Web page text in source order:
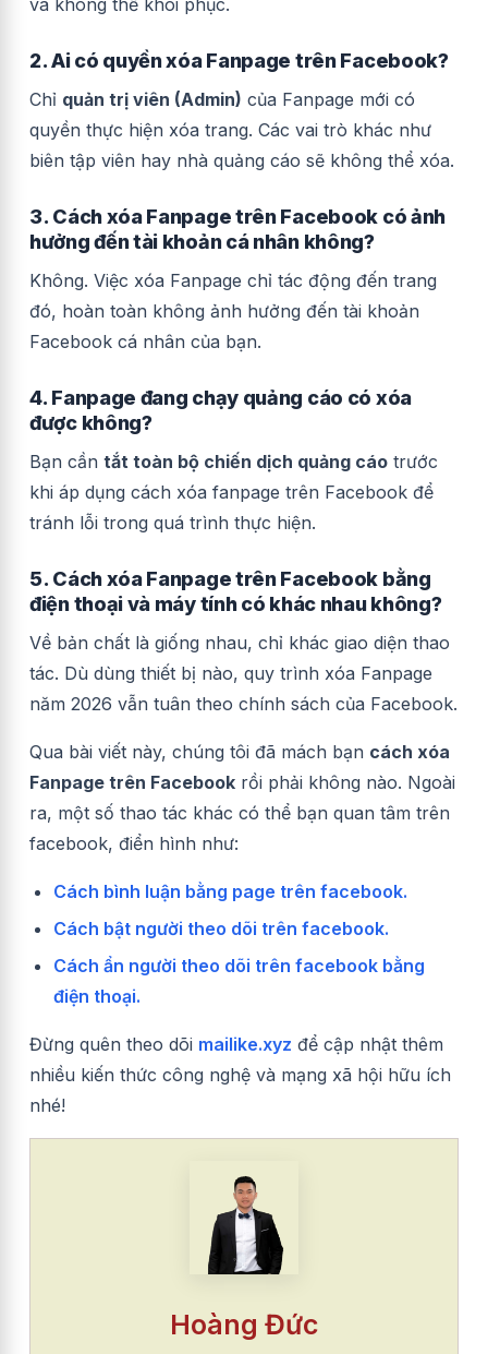
2. Ai có quyền xóa Fanpage trên Facebook?
Chỉ quản trị viên (Admin) của Fanpage mới có
quyền thực hiện xóa trang. Các vai trò khác như
biên tập viên hay nhà quảng cáo sẽ không thể xóa.
3. Cách xóa Fanpage trên Facebook có ảnh
hưởng đến tài khoản cá nhân không?
Không. Việc xóa Fanpage chỉ tác động đến trang
đó, hoàn toàn không ảnh hưởng đến tài khoản
Facebook cá nhân của bạn.
4. Fanpage đang chạy quảng cáo có xóa
được không?
Bạn cần tắt toàn bộ chiến dịch quảng cáo trước
khi áp dụng cách xóa fanpage trên Facebook để
tránh lỗi trong quá trình thực hiện.
5. Cách xóa Fanpage trên Facebook bằng
điện thoại và máy tính có khác nhau không?
Về bản chất là giống nhau, chỉ khác giao diện thao
tác. Dù dùng thiết bị nào, quy trình xóa Fanpage
năm 2026 vẫn tuân theo chính sách của Facebook.
Qua bài viết này, chúng tôi đã mách bạn cách xóa
Fanpage trên Facebook rồi phải không nào. Ngoài
ra, một số thao tác khác có thể bạn quan tâm trên
facebook, điển hình như:
Cách bình luận bằng page trên facebook.
Cách bật người theo dõi trên facebook.
Cách ẩn người theo dõi trên facebook bằng
điện thoại.
Đừng quên theo dõi mailike.xyz để cập nhật thêm
nhiều kiến thức công nghệ và mạng xã hội hữu ích
nhé!
Hoàng Đức